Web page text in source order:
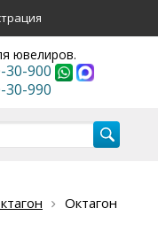
ювелиров.
30-900
30-990
Октагон